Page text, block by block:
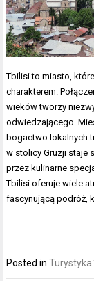
Tbilisi to miasto,
charakterem.
wieków tworzy
odwiedzającego.
bogactwo lokalnych
w stolicy Gruzji staje
przez kulinarne
Tbilisi oferuje wiele
fascynującą podróż,
Posted inTurystyka